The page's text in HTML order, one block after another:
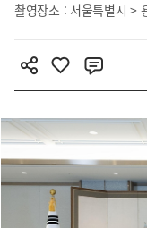
촬영장소 : 서울특별시 >